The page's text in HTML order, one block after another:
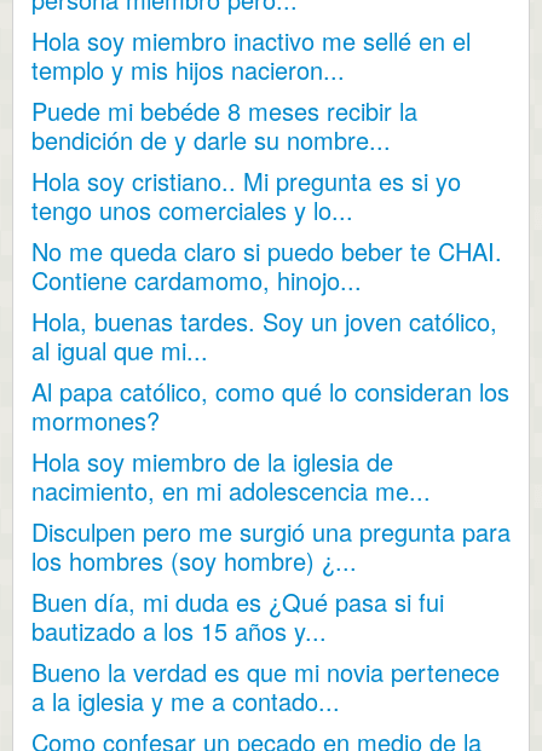
Hola soy miembro inactivo me sellé en el
templo y mis hijos nacieron...
Puede mi bebéde 8 meses recibir la
bendición de y darle su nombre...
Hola soy cristiano.. Mi pregunta es si yo
tengo unos comerciales y lo...
No me queda claro si puedo beber te CHAI.
Contiene cardamomo, hinojo...
Hola, buenas tardes. Soy un joven católico,
al igual que mi...
Al papa católico, como qué lo consideran los
mormones?
Hola soy miembro de la iglesia de
nacimiento, en mi adolescencia me...
Disculpen pero me surgió una pregunta para
los hombres (soy hombre) ¿...
Buen día, mi duda es ¿Qué pasa si fui
bautizado a los 15 años y...
Bueno la verdad es que mi novia pertenece
a la iglesia y me a contado...
Como confesar un pecado en medio de la